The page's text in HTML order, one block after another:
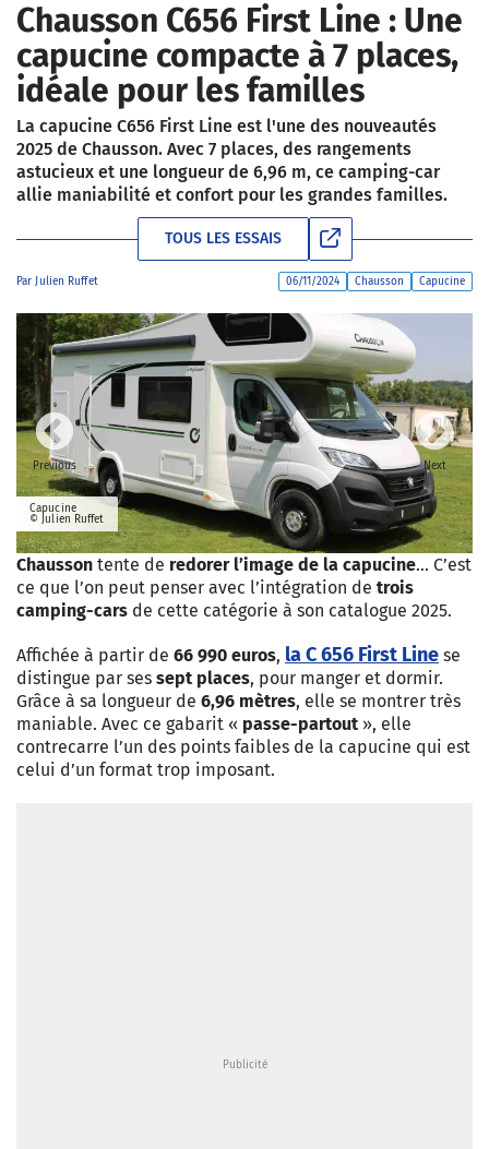
Chausson C656 First Line : Une
capucine compacte à 7 places,
idéale pour les familles
La capucine C656 First Line est l'une des nouveautés
2025 de Chausson. Avec 7 places, des rangements
astucieux et une longueur de 6,96 m, ce camping-car
allie maniabilité et confort pour les grandes familles.
TOUS LES ESSAIS
Par Julien Ruffet 06/11/2024 Chausson Capucine
Previous
Capucine
© Julien Ruffet
Next
Chausson tente de redorer l’image de la capucine… C’est
ce que l’on peut penser avec l’intégration de trois
camping-cars de cette catégorie à son catalogue 2025.
Affichée à partir de 66 990 euros, la C 656 First Line se
distingue par ses sept places, pour manger et dormir.
Grâce à sa longueur de 6,96 mètres, elle se montrer très
maniable. Avec ce gabarit « passe-partout », elle
contrecarre l’un des points faibles de la capucine qui est
celui d’un format trop imposant.